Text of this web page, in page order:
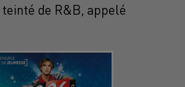
de R&B, appelé